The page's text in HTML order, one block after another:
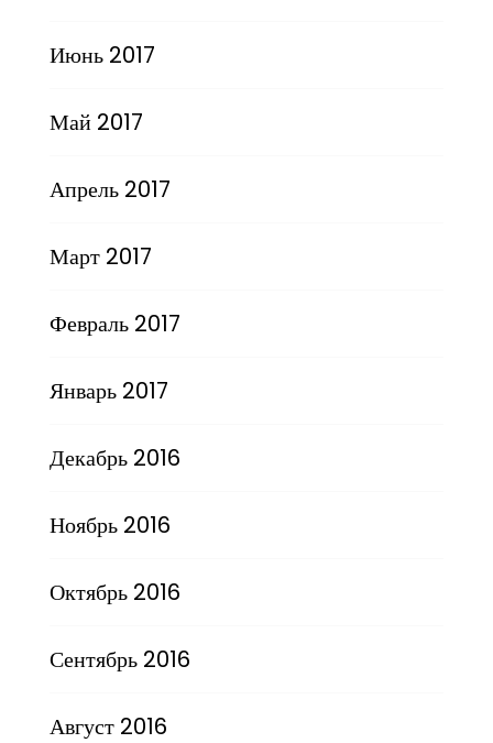
Июнь 2017
Май 2017
Апрель 2017
Март 2017
Февраль 2017
Январь 2017
Декабрь 2016
Ноябрь 2016
Октябрь 2016
Сентябрь 2016
Август 2016